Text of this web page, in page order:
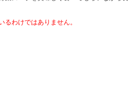
わけではありません。